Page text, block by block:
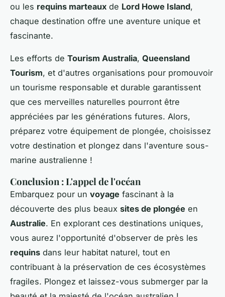
ou les requins marteaux de Lord Howe Island,
chaque destination offre une aventure unique et
fascinante.
Les efforts de Tourism Australia, Queensland
Tourism, et d'autres organisations pour promouvoir
un tourisme responsable et durable garantissent
que ces merveilles naturelles pourront être
appréciées par les générations futures. Alors,
préparez votre équipement de plongée, choisissez
votre destination et plongez dans l'aventure sous-
marine australienne !
Conclusion : L'appel de l'océan
Embarquez pour un voyage fascinant à la
découverte des plus beaux sites de plongée en
Australie. En explorant ces destinations uniques,
vous aurez l'opportunité d'observer de près les
requins dans leur habitat naturel, tout en
contribuant à la préservation de ces écosystèmes
fragiles. Plongez et laissez-vous submerger par la